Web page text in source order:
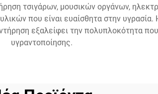
τσιγάρων, μουσικών οργάνων,
που είναι ευαίσθητα στην
εξαλείφει την πολυπλοκότητα
υγραντοποίησης.